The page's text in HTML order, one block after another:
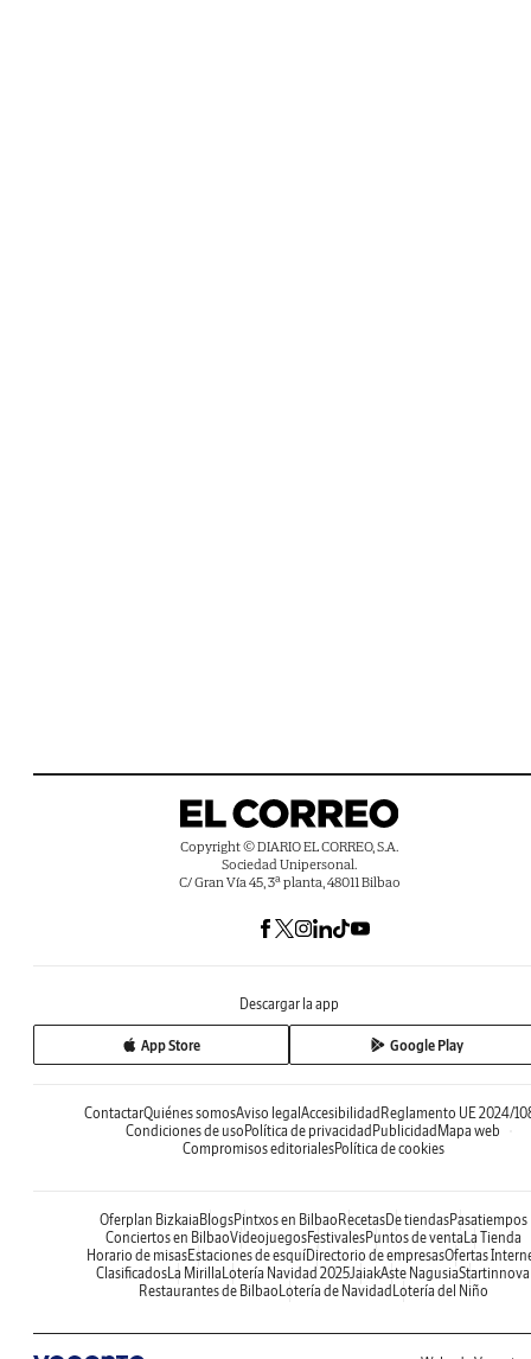
Copyright © DIARIO EL CORREO, S.A.
Sociedad Unipersonal.
C/ Gran Vía 45, 3ª planta, 48011 Bilbao
Descargar la app
App Store Google Play
ContactarQuiénes somosAviso legal Accesibilidad Reglamento UE 2024/
Condiciones de uso Política de privacidad Publicidad Mapa web
Compromisos editorialesPolítica de cookies
Oferplan Bizkaia BlogsPintxos en Bilbao RecetasDe tiendasPasatiempos
Conciertos en BilbaoVideojuegosFestivalesPuntos de venta La Tienda
Horario de misasEstaciones de esquíDirectorio de empresasOfertas
ClasificadosLa Mirilla Lotería Navidad 2025JaiakAste NagusiaStartinnova
Restaurantes de Bilbao Lotería de Navidad Lotería del Niño